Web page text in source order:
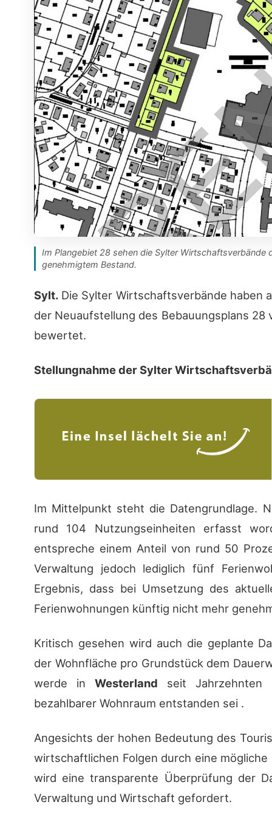
Im Plangebiet 28 sehen die Sylter
genehmigtem Bestand.
Sylt. Die Sylter Wirtschaftsverbände haben
der Neuaufstellung des Bebauungsplans
bewertet.
Stellungnahme der Sylter
Im Mittelpunkt steht die Datengrundlage.
rund 104 Nutzungseinheiten erfasst
entspreche einem Anteil von rund 50
Verwaltung jedoch lediglich fünf
Ergebnis, dass bei Umsetzung des
Ferienwohnungen künftig nicht mehr
Kritisch gesehen wird auch die geplante
der Wohnfläche pro Grundstück dem
werde in Westerland seit Jahrzehnten
bezahlbarer Wohnraum entstanden sei .
Angesichts der hohen Bedeutung des
wirtschaftlichen Folgen durch eine
wird eine transparente Überprüfung der
Verwaltung und Wirtschaft gefordert.